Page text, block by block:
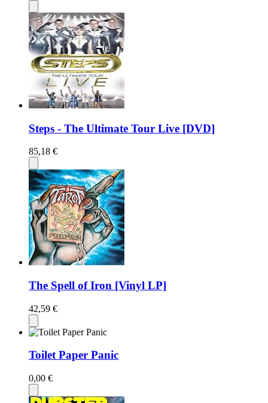
Steps - The Ultimate Tour Live [DVD]
85,18 €
The Spell of Iron [Vinyl LP]
42,59 €
Toilet Paper Panic
0,00 €